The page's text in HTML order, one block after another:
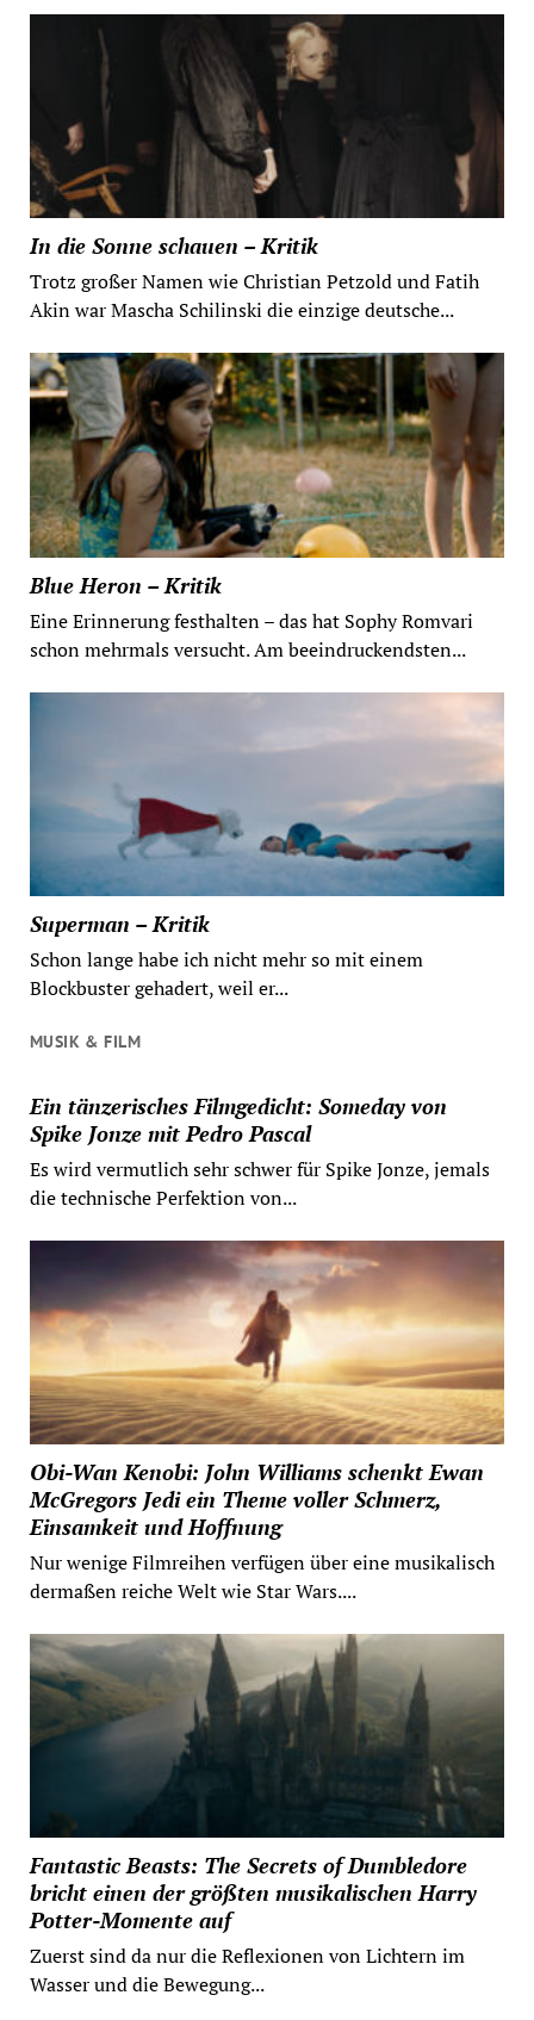
In die Sonne schauen – Kritik
Trotz großer Namen wie Christian Petzold und Fatih
Akin war Mascha Schilinski die einzige deutsche...
Blue Heron – Kritik
Eine Erinnerung festhalten – das hat Sophy Romvari
schon mehrmals versucht. Am beeindruckendsten...
Superman – Kritik
Schon lange habe ich nicht mehr so mit einem
Blockbuster gehadert, weil er...
MUSIK & FILM
Ein tänzerisches Filmgedicht: Someday von
Spike Jonze mit Pedro Pascal
Es wird vermutlich sehr schwer für Spike Jonze, jemals
die technische Perfektion von...
Obi-Wan Kenobi: John Williams schenkt Ewan
McGregors Jedi ein Theme voller Schmerz,
Einsamkeit und Hoffnung
Nur wenige Filmreihen verfügen über eine musikalisch
dermaßen reiche Welt wie Star Wars....
Fantastic Beasts: The Secrets of Dumbledore
bricht einen der größten musikalischen Harry
Potter-Momente auf
Zuerst sind da nur die Reflexionen von Lichtern im
Wasser und die Bewegung...